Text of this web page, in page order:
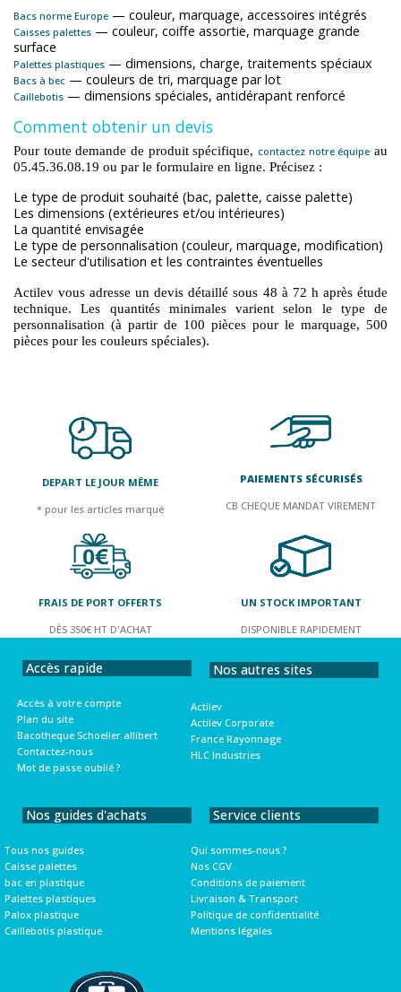
Bacs norme Europe — couleur, marquage, accessoires intégrés
Caisses palettes — couleur, coiffe assortie, marquage grande
surface
Palettes plastiques — dimensions, charge, traitements spéciaux
Bacs à bec — couleurs de tri, marquage par lot
Caillebotis — dimensions spéciales, antidérapant renforcé
Comment obtenir un devis
Pour toute demande de produit spécifique, contactez notre équipe au
05.45.36.08.19 ou par le formulaire en ligne. Précisez :
Le type de produit souhaité (bac, palette, caisse palette)
Les dimensions (extérieures et/ou intérieures)
La quantité envisagée
Le type de personnalisation (couleur, marquage, modification)
Le secteur d'utilisation et les contraintes éventuelles
Actilev vous adresse un devis détaillé sous 48 à 72 h après étude
technique. Les quantités minimales varient selon le type de
personnalisation (à partir de 100 pièces pour le marquage, 500
pièces pour les couleurs spéciales).
DEPART LE JOUR MÊME
* pour les articles marqué
PAIEMENTS SÉCURISÉS
CB CHEQUE MANDAT VIREMENT
FRAIS DE PORT OFFERTS
DÈS 350€ HT D'ACHAT
UN STOCK IMPORTANT
DISPONIBLE RAPIDEMENT
Accès rapide
Accès à votre compte
Plan du site
Bacotheque Schoeller allibert
Contactez-nous
Mot de passe oublié ?
Nos autres sites
Actilev
Actilev Corporate
France Rayonnage
HLC Industries
Nos guides d'achats
Tous nos guides
Caisse palettes
bac en plastique
Palettes plastiques
Palox plastique
Caillebotis plastique
Service clients
Qui sommes-nous ?
Nos CGV
Conditions de paiement
Livraison & Transport
Politique de confidentialité
Mentions légales